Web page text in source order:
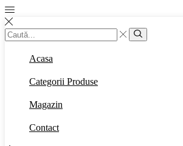
Introducere
căutare
Căutare
Acasa
Categorii Produse
Magazin
Contact